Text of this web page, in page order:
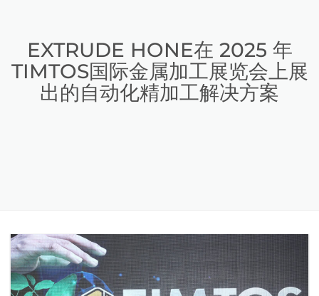
EXTRUDE HONE在 2025 年
TIMTOS国际金属加工展览会上展
出的自动化精加工解决方案